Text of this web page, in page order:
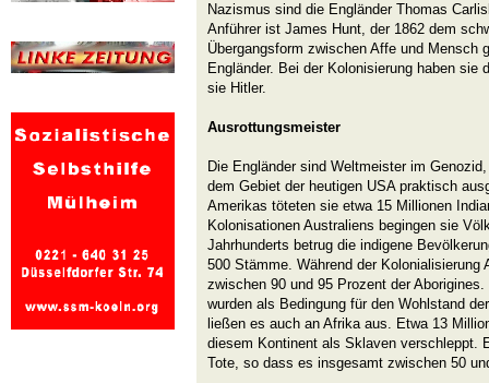
Nazismus sind die Engländer Thomas
Anführer ist James Hunt, der 1862 dem
Übergangsform zwischen Affe und Mensch
Engländer. Bei der Kolonisierung haben sie
sie Hitler.
Ausrottungsmeister
Die Engländer sind Weltmeister im
dem Gebiet der heutigen USA praktisch
Amerikas töteten sie etwa 15 Millionen
Kolonisationen Australiens begingen sie
Jahrhunderts betrug die indigene
500 Stämme. Während der Kolonialisierung
zwischen 90 und 95 Prozent der
wurden als Bedingung für den Wohlstand
ließen es auch an Afrika aus. Etwa 13
diesem Kontinent als Sklaven verschleppt.
Tote, so dass es insgesamt zwischen 50